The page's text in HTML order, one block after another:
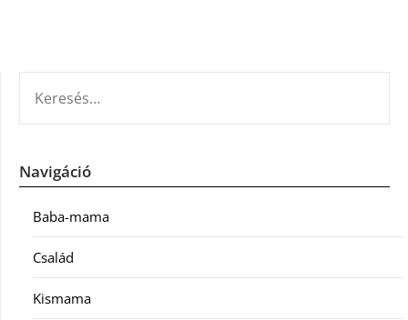
Navigáció
Baba-mama
Család
Kismama